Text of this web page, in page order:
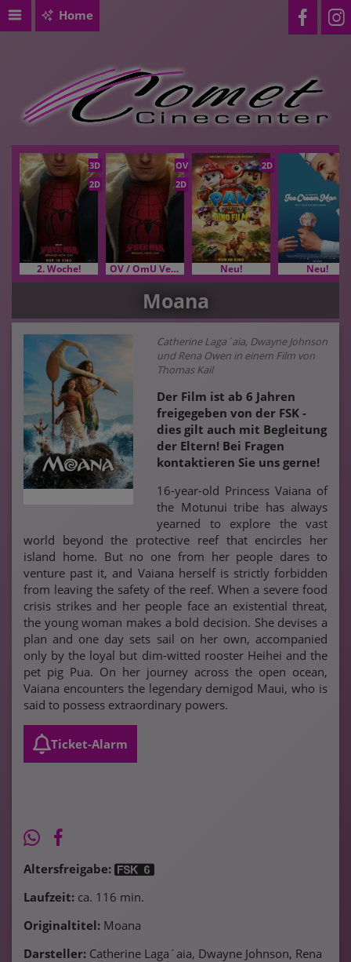
Home
3D
2D
2. Woche!
OV
2D
OV / OmU Versionen
2D
Neu! Neu!
Moana
Catherine Laga´aia, Dwayne Johnson
und Rena Owen in einem Film von
Thomas Kail
Der Film ist ab 6 Jahren
freigegeben von der FSK -
dies gilt auch mit Begleitung
der Eltern! Bei Fragen
kontaktieren Sie uns gerne!
16-year-old Princess Vaiana of
the Motunui tribe has always
yearned to explore the vast
world beyond the protective reef that encircles her
island home. But no one from her people dares to
venture past it, and Vaiana herself is strictly forbidden
from leaving the safety of the reef. When a severe food
crisis strikes and her people face an existential threat,
the young woman makes a bold decision. She devises a
plan and one day sets sail on her own, accompanied
only by the loyal but dim-witted rooster Heihei and the
pet pig Pua. On her journey across the open ocean,
Vaiana encounters the legendary demigod Maui, who is
said to possess extraordinary powers.
Ticket-Alarm
Altersfreigabe:
Laufzeit: ca. 116 min.
Originaltitel: Moana
Darsteller: Catherine Laga´aia, Dwayne Johnson, Rena